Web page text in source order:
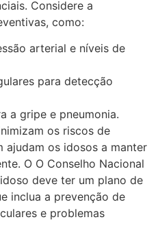
Considere a
como:
arterial e níveis de
para detecção
a gripe e pneumonia.
os riscos de
ajudam os idosos a manter
O O Conselho Nacional
deve ter um plano de
inclua a prevenção de
e problemas